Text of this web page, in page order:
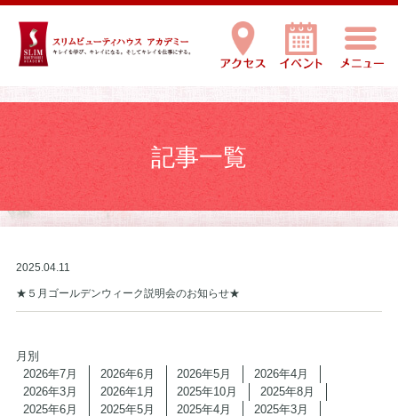
記事一覧
2025.04.11
★５月ゴールデンウィーク説明会のお知らせ★
月別
2026年7月
2026年6月 2026年5月
2026年4月
2026年3月
2026年1月 2025年10月
2025年8月
2025年6月
2025年5月 2025年4月
2025年3月